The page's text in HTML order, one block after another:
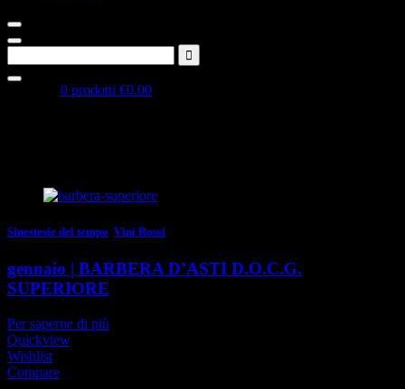
0 prodotti €0.00
Sinestesie del tempo Vini Rossi
gennaio | BARBERA D’ASTI D.O.C.G.
SUPERIORE
Per saperne di più
Quickview
Wishlist
Compare